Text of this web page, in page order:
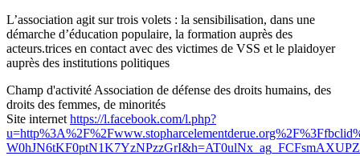
L’association agit sur trois volets : la sensibilisation, dans une
démarche d’éducation populaire, la formation auprès des
acteurs.trices en contact avec des victimes de VSS et le plaidoyer
auprès des institutions politiques
Champ d'activité Association de défense des droits humains, des
droits des femmes, de minorités
Site internet https://l.facebook.com/l.php?